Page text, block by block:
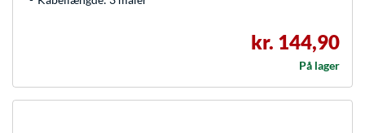
kr. 144,90
På lager